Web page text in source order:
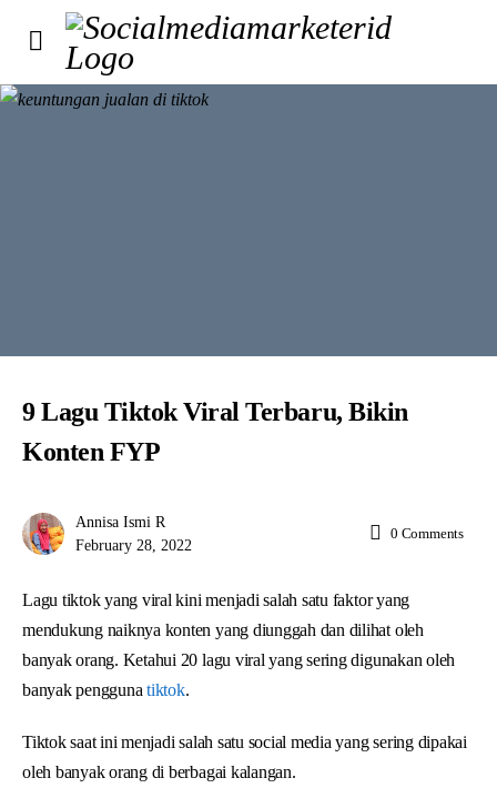
9 Lagu Tiktok Viral Terbaru, Bikin
Konten FYP
Annisa Ismi R
February 28, 2022
0 Comments
Lagu tiktok yang viral kini menjadi salah satu faktor yang
mendukung naiknya konten yang diunggah dan dilihat oleh
banyak orang. Ketahui 20 lagu viral yang sering digunakan oleh
banyak penggunatiktok.
Tiktok saat ini menjadi salah satu social media yang sering dipakai
oleh banyak orang di berbagai kalangan.